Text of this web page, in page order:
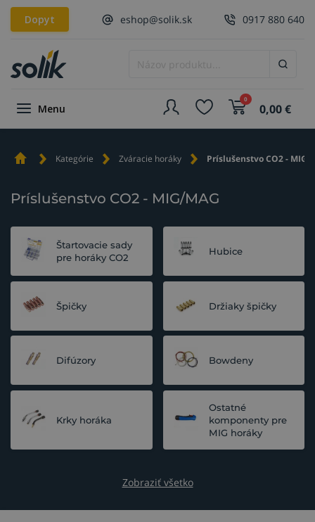
Dopyt eshop@solik.sk 0917 880 640
Menu
0
0,00€
Kategórie Zváracie horáky Príslušenstvo CO2 - MIG/
Príslušenstvo CO2 - MIG/MAG
Štartovacie sady
pre horáky CO2
Hubice
Špičky Držiaky špičky
Difúzory Bowdeny
Krky horáka
Ostatné
komponenty pre
MIG horáky
Zobraziť všetko